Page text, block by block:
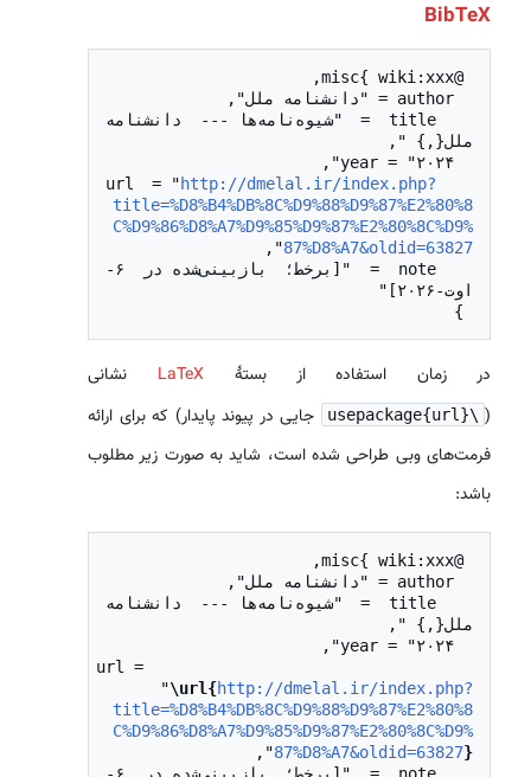
BibTeX
http://dmelal.ir/index.php?
title=%D8%B4%DB%8C%D9%88%D9%87%E2%80%8
C%D9%86%D8%A7%D9%85%D9%87%E2%80%8C%D9%
87%D8%A7&oldid=63827
  note = "[برخط؛ بازبینی‌شده در ۶-
در زمان استفاده از بستهٔLaTeX نشانی
(
\usepackage{url}
جایی در پیوند پایدار) که برای ارائه
فرمت‌های وبی طراحی شده است، شاید به صورت زیر مطلوب
باشد:
  url =
"\url{http://dmelal.ir/index.php?
title=%D8%B4%DB%8C%D9%88%D9%87%E2%80%8
C%D9%86%D8%A7%D9%85%D9%87%E2%80%8C%D9%
87%D8%A7&oldid=63827}